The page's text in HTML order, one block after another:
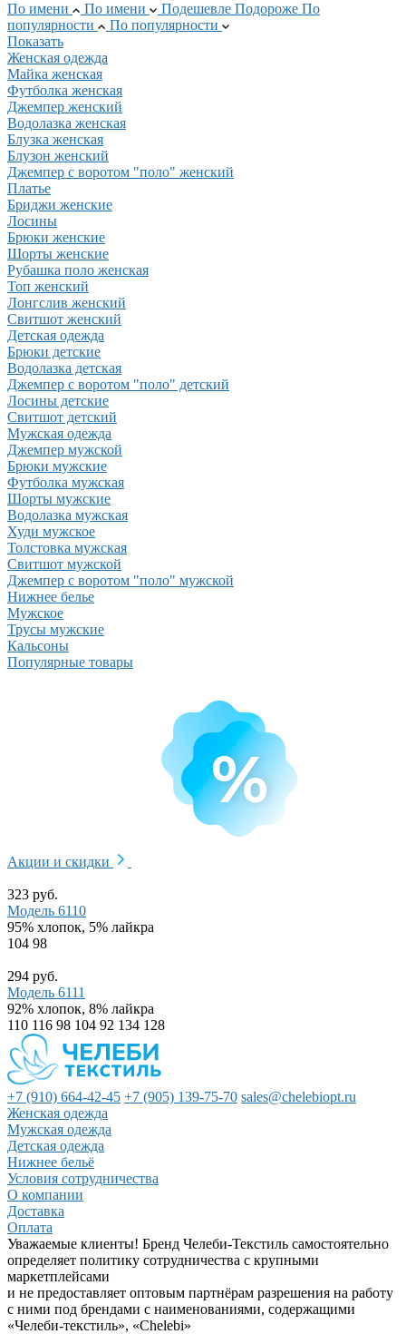
По имени По имени Подешевле Подороже По
популярности
По популярности
Показать
Женская одежда
Майка женская
Футболка женская
Джемпер женский
Водолазка женская
Блузка женская
Блузон женский
Джемпер с воротом "поло" женский
Платье
Бриджи женские
Лосины
Брюки женские
Шорты женские
Рубашка поло женская
Топ женский
Лонгслив женский
Свитшот женский
Детская одежда
Брюки детские
Водолазка детская
Джемпер с воротом "поло" детский
Лосины детские
Свитшот детский
Мужская одежда
Джемпер мужской
Брюки мужские
Футболка мужская
Шорты мужские
Водолазка мужская
Худи мужское
Толстовка мужская
Свитшот мужской
Джемпер с воротом "поло" мужской
Нижнее белье
Мужское
Трусы мужские
Кальсоны
Популярные товары
Акции и скидки
323 руб.
Модель 6110
95% хлопок, 5% лайкра
104 98
294 руб.
Модель 6111
92% хлопок, 8% лайкра
110 116 98 104 92 134 128
+7 (910) 664-42-45 +7 (905) 139-75-70 sales@chelebiopt.ru
Женская одежда
Мужская одежда
Детская одежда
Нижнее бельё
Условия сотрудничества
О компании
Доставка
Оплата
Уважаемые клиенты! Бренд Челеби-Текстиль самостоятельно
определяет политику сотрудничества с крупными
маркетплейсами
и не предоставляет оптовым партнёрам разрешения на работу
с ними под брендами с наименованиями, содержащими
«Челеби-текстиль», «Chelebi»